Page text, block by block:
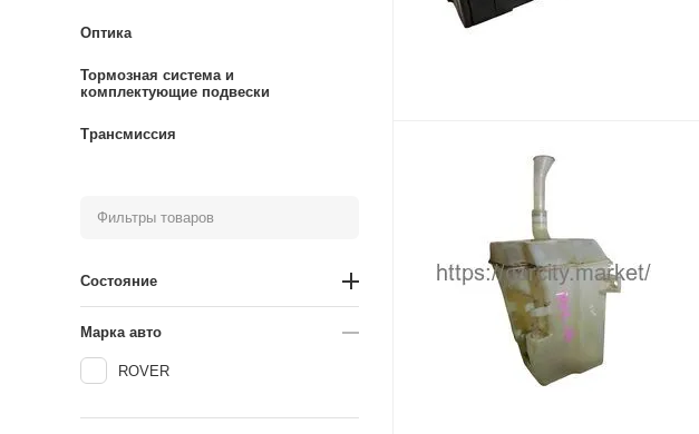
Оптика
Тормозная система и
комплектующие подвески
Трансмиссия
Фильтры товаров
Состояние
Марка авто
ROVER